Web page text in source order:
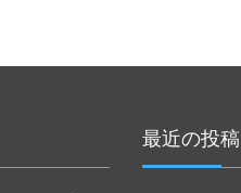
最近の投稿